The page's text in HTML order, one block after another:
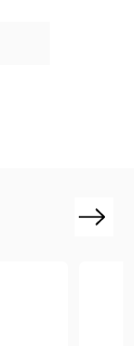
Next